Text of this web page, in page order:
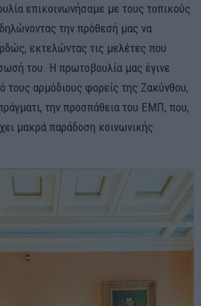
επικοινωνήσαμε με τους τοπικούς
την πρόθεσή μας να
εκτελώντας τις μελέτες που
του. Η πρωτοβουλία μας έγινε
τους αρμόδιους φορείς της Ζακύνθου,
την προσπάθεια του ΕΜΠ, που,
μακρά παράδοση κοινωνικής